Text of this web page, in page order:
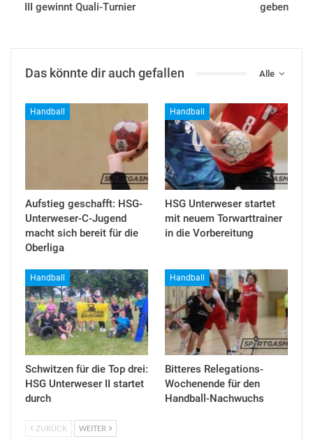
III gewinnt Quali-Turnier
geben
Alle
Das könnte dir auch gefallen
Handball
Aufstieg geschafft: HSG-
Unterweser-C-Jugend
macht sich bereit für die
Oberliga
Handball
HSG Unterweser startet
mit neuem Torwarttrainer
in die Vorbereitung
Handball
Schwitzen für die Top drei:
HSG Unterweser II startet
durch
Handball
Bitteres Relegations-
Wochenende für den
Handball-Nachwuchs
ZURÜCK WEITER